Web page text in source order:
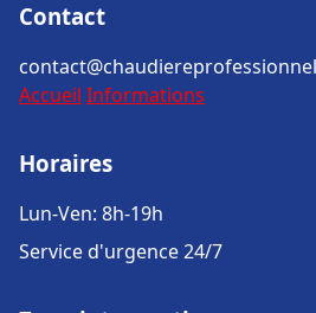
Contact
Accueil Informations
Horaires
Lun-Ven: 8h-19h
Service d'urgence 24/7